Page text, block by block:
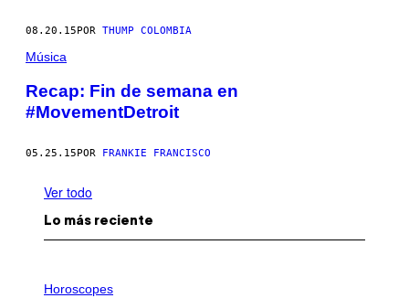
08.20.15POR THUMP COLOMBIA
Música
Recap: Fin de semana en
#MovementDetroit
05.25.15 POR FRANKIE FRANCISCO
Ver todo
Lo más reciente
L
Horoscopes